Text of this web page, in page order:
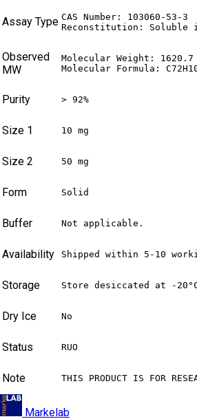
Assay Type CAS Number: 103060-53-3
Reconstitution: Soluble
Observed
MW
Molecular Weight: 1620.7
Molecular Formula:
Purity > 92%
Size 1 10 mg
Size 2 50 mg
Form Solid
Buffer Not applicable.
Availability Shipped within 5-10
Storage Store desiccated at -
Dry Ice No
Status RUO
Note THIS PRODUCT IS FOR
Markelab